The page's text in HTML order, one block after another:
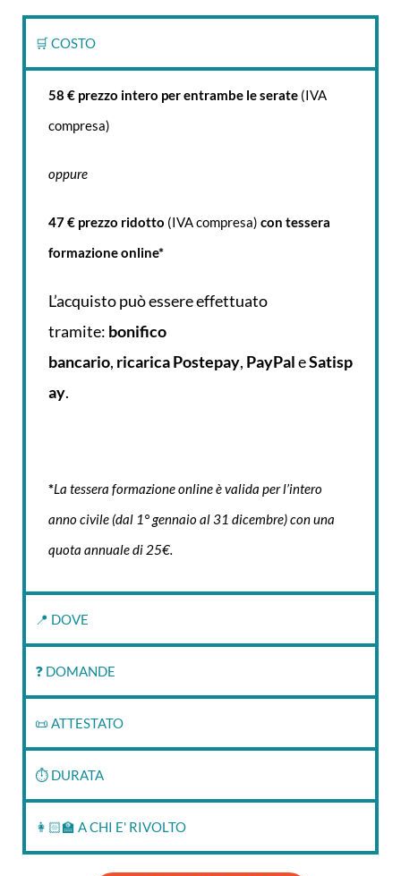
🛒 COSTO
58 € prezzo intero per entrambe le serate (IVA
compresa)
oppure
47 € prezzo ridotto (IVA compresa) con tessera
formazione online*
L’acquisto può essere effettuato
tramite: bonifico
bancario, ricaricaPostepay, PayPaleSatisp
ay.
*La tessera formazione online è valida per l’intero
anno civile (dal 1° gennaio al 31 dicembre) con una
quota annuale di 25€.
📍 DOVE
❓ DOMANDE
📜 ATTESTATO
⏱‍ DURATA
👩🏻‍🏫 A CHI E' RIVOLTO